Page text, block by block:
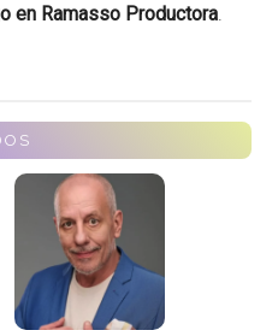
en Ramasso Productora